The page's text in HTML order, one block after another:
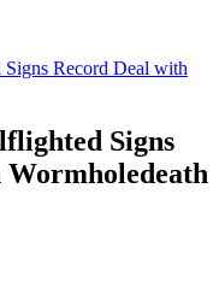
Signs